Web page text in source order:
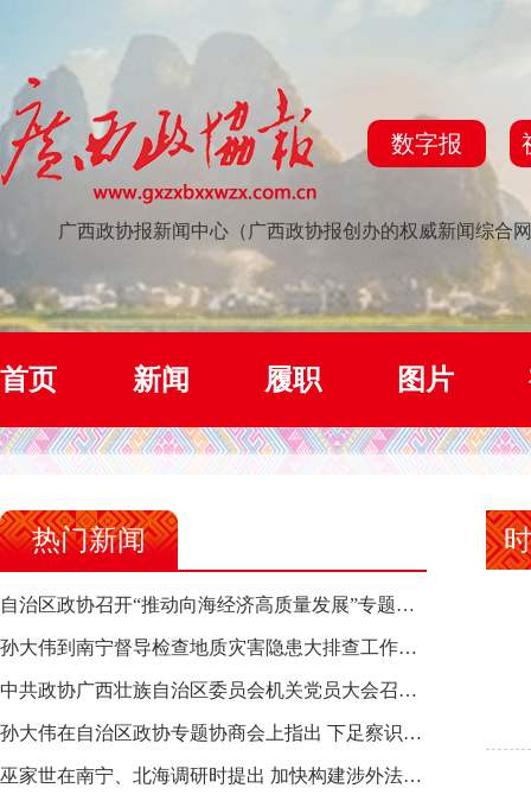
数字报
广西政协报新闻中心（广西政协报创办的权威新闻综合
首页 新闻 履职 图片
热门新闻
自治区政协召开“推动向海经济高质量发展”专题调研座谈会 钱学明出席并讲话
孙大伟到南宁督导检查地质灾害隐患大排查工作时强调 筑牢地质灾害安全防线 全力保障人民群众生命财产安全
中共政协广西壮族自治区委员会机关党员大会召开 选举产生新一届机关党委、机关纪委
孙大伟在自治区政协专题协商会上指出 下足察识谋督之功 恪尽服务大局之责 助推有色金属、关键金属产业高质量发展
巫家世在南宁、北海调研时提出 加快构建涉外法律供给集群 护航向海经济高质量发展